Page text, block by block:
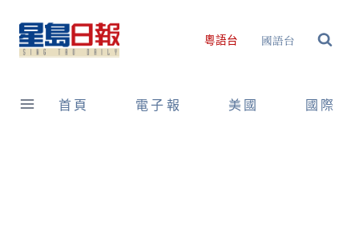
content
粵語台 國語台
首頁 電子報 美國 國際